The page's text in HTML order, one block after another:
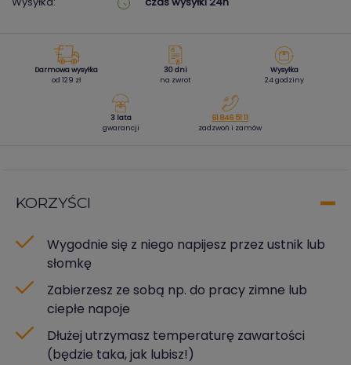
Darmowa wysyłka
od 129 zł
30 dni
na zwrot
Wysyłka
24 godziny
3 lata
gwarancji
61 846 51 11
zadzwoń i zamów
KORZYŚCI
Wygodnie się z niego napijesz przez ustnik lub
słomkę
Zabierzesz ze sobą np. do pracy zimne lub
ciepłe napoje
Dłużej utrzymasz temperaturę zawartości
(będzie taka, jak lubisz!)